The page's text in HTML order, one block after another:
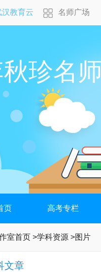
汉教育云 名师广场
珍名
页 高考专栏
室首页 >学科资源 >图片
文章